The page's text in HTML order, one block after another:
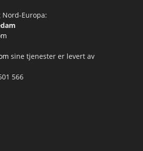
Europa:
sine tjenester er levert av
566